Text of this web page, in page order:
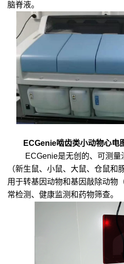
脑脊液。
ECGenie啮齿类小动物心电
ECGenie是无创的、可测
（新生鼠、小鼠、大鼠、仓鼠和
用于转基因动物和基因敲除动物
常检测、健康监测和药物筛查。